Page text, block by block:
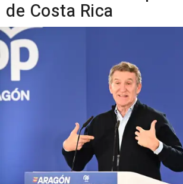
de Costa Rica